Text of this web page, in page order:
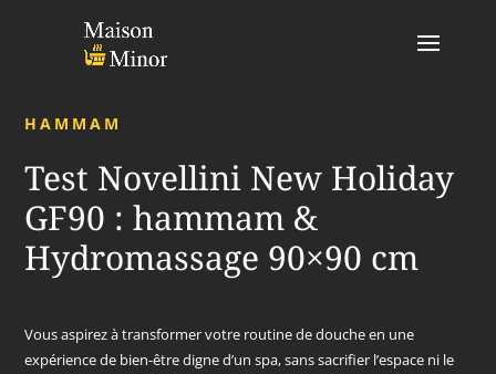
HAMMAM
Test Novellini New Holiday
GF90 : hammam &
Hydromassage 90×90 cm
Vous aspirez à transformer votre routine de douche en une
expérience de bien-être digne d’un spa, sans sacrifier l’espace ni le